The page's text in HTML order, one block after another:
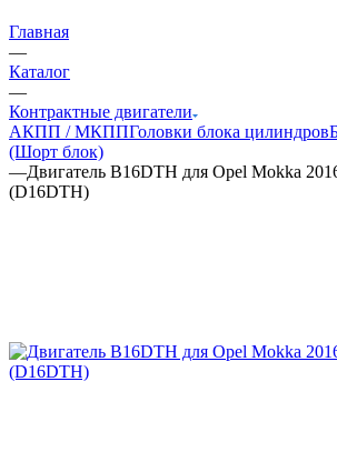
Главная
—
Каталог
—
Контрактные двигатели
АКПП / МКППГоловки блока цилиндров
(Шорт блок)
—Двигатель B16DTH для Opel Mokka
(D16DTH)